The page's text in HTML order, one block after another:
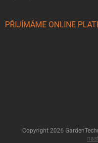
PŘIJÍMÁME ONLINE
Copyright 2026